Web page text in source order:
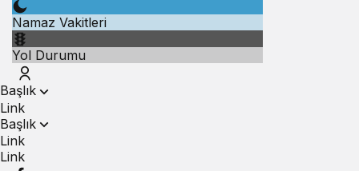
Namaz Vakitleri
Yol Durumu
Başlık
Link
Başlık
Link
Link